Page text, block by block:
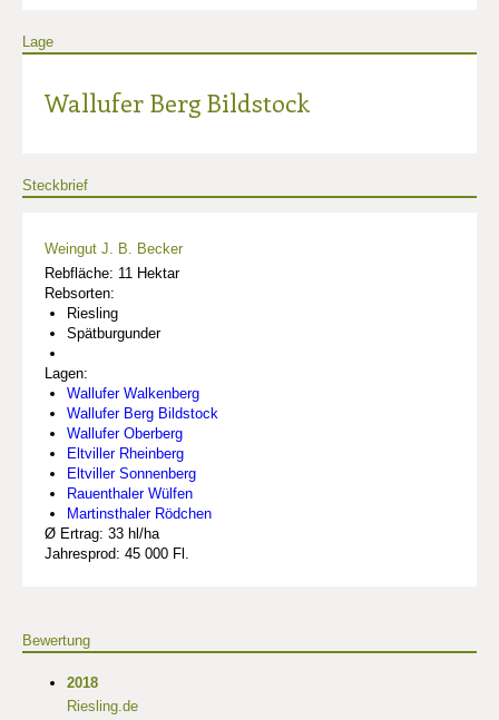
Lage
Wallufer Berg Bildstock
Steckbrief
Weingut J. B. Becker
Rebfläche: 11 Hektar
Rebsorten:
Riesling
Spätburgunder
Lagen:
Wallufer Walkenberg
Wallufer Berg Bildstock
Wallufer Oberberg
Eltviller Rheinberg
Eltviller Sonnenberg
Rauenthaler Wülfen
Martinsthaler Rödchen
Ø Ertrag: 33 hl/ha
Jahresprod: 45 000 Fl.
Bewertung
2018
Riesling.de